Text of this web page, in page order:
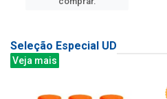
Seleção Especial UD
Veja mais